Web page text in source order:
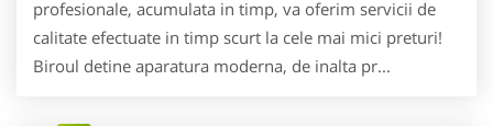
profesionale, acumulata in timp, va oferim servicii de
calitate efectuate in timp scurt la cele mai mici preturi!
Biroul detine aparatura moderna, de inalta pr...